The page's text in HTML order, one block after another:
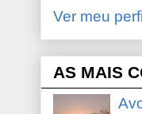
Ver meu
AS MAIS